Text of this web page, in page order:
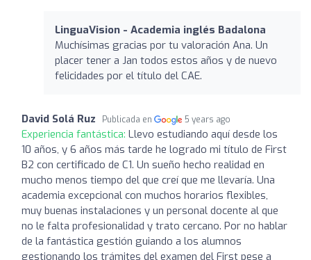
LinguaVision - Academia inglés Badalona
Muchísimas gracias por tu valoración Ana. Un
placer tener a Jan todos estos años y de nuevo
felicidades por el título del CAE.
David Solá Ruz Publicada en 5 years ago
Experiencia fantástica: Llevo estudiando aquí desde los
10 años, y 6 años más tarde he logrado mi título de First
B2 con certificado de C1. Un sueño hecho realidad en
mucho menos tiempo del que creí que me llevaría. Una
academia excepcional con muchos horarios flexibles,
muy buenas instalaciones y un personal docente al que
no le falta profesionalidad y trato cercano. Por no hablar
de la fantástica gestión guiando a los alumnos
gestionando los trámites del examen del First pese a